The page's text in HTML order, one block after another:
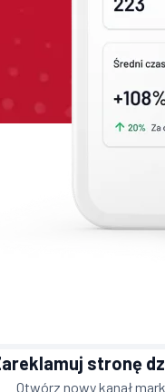
stronę
Otwórz nowy kanał